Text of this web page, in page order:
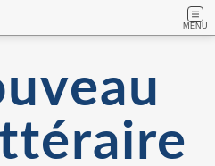
MENU